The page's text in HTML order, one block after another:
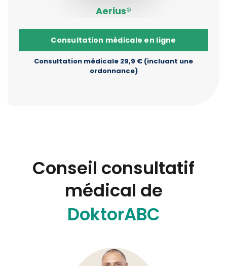
Aerius®
Consultation médicale en ligne
Consultation médicale 29,9 € (incluant une
ordonnance)
Conseil consultatif
médical de
DoktorABC